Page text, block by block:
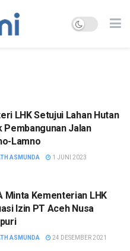
LHK Setujui Lahan Hutan
Pembangunan Jalan
Lamno
ASMUNDA 1 JUNI 2023
Minta Kementerian LHK
Izin PT Aceh Nusa
ASMUNDA 24 DESEMBER 2021